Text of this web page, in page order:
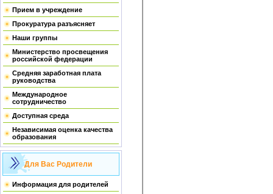
Прием в учреждение
Прокуратура разъясняет
Наши группы
Министерство просвещения
российской федерации
Средняя заработная плата
руководства
Международное
сотрудничество
Доступная среда
Независимая оценка качества
образования
Для Вас Родители
Информация для родителей